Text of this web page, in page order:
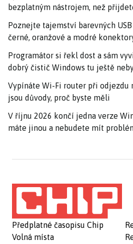
bezplatným nástrojem, než
Poznejte tajemství barevných
černé, oranžové a modré
Programátor si řekl dost a sám
dobrý čistič Windows tu ještě
Vypínáte Wi-Fi router při odjezdu
jsou důvody, proč byste měli
V říjnu 2026 končí jedna verze
máte jinou a nebudete mít
Předplatné časopisu Chip
Volná místa